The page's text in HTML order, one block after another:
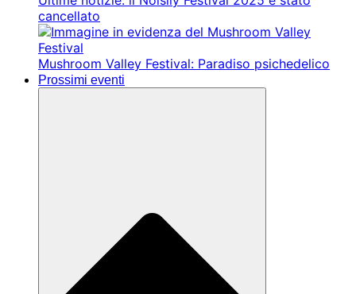
cancellato
Mushroom Valley Festival: Paradiso psichedelico
Prossimi eventi